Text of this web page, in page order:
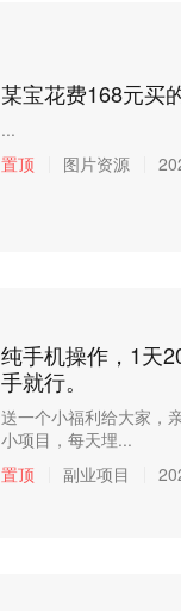
某宝花费168元买
...
置顶
图片资源
纯手机操作，1天
手就行。
送一个小福利给大家，
小项目，每天埋...
置顶
副业项目